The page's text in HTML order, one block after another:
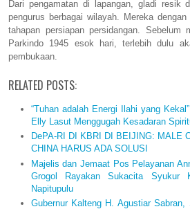
Dari pengamatan di lapangan, gladi resik
pengurus berbagai wilayah. Mereka
tahapan persiapan persidangan. Sebelum
Parkindo 1945 esok hari, terlebih dulu
pembukaan.
RELATED POSTS:
“Tuhan adalah Energi Ilahi yang
Elly Lasut Menggugah Kesadaran
DePA-RI DI KBRI DI BEIJING: MALE
CHINA HARUS ADA SOLUSI
Majelis dan Jemaat Pos Pelayanan
Grogol Rayakan Sukacita Syukur
Napitupulu
Gubernur Kalteng H. Agustiar